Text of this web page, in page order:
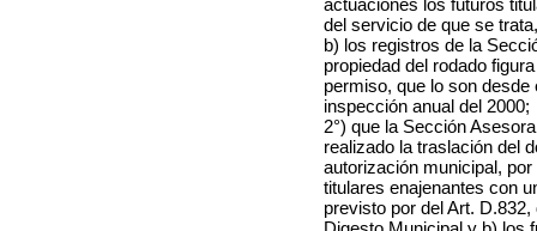
actuaciones los futuros
del servicio de que se
b) los registros de la
propiedad del rodado
permiso, que lo son
inspección anual del 2000;
2°) que la Sección
realizado la traslación del
autorización municipal,
titulares enajenantes con
previsto por del Art.